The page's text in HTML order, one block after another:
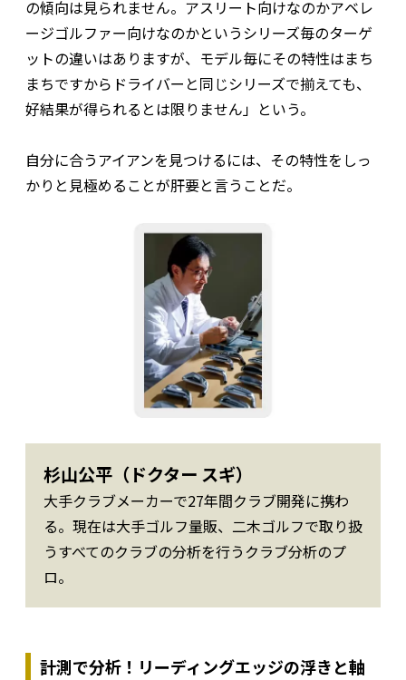
の傾向は見られません。アスリート向けなのかアベレ
ージゴルファー向けなのかというシリーズ毎のターゲ
ットの違いはありますが、モデル毎にその特性はまち
まちですからドライバーと同じシリーズで揃えても、
好結果が得られるとは限りません」という。
自分に合うアイアンを見つけるには、その特性をしっ
かりと見極めることが肝要と言うことだ。
杉山公平（ドクター スギ）
大手クラブメーカーで27年間クラブ開発に携わ
る。現在は大手ゴルフ量販、二木ゴルフで取り扱
うすべてのクラブの分析を行うクラブ分析のプ
ロ。
計測で分析！リーディングエッジの浮きと軸